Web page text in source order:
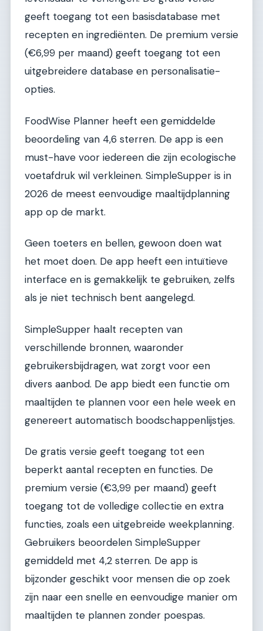
geeft toegang tot een basisdatabase met
recepten en ingrediënten. De premium versie
(€6,99 per maand) geeft toegang tot een
uitgebreidere database en personalisatie-
opties.
FoodWise Planner heeft een gemiddelde
beoordeling van 4,6 sterren. De app is een
must-have voor iedereen die zijn ecologische
voetafdruk wil verkleinen. SimpleSupper is in
2026 de meest eenvoudige maaltijdplanning
app op de markt.
Geen toeters en bellen, gewoon doen wat
het moet doen. De app heeft een intuïtieve
interface en is gemakkelijk te gebruiken, zelfs
als je niet technisch bent aangelegd.
SimpleSupper haalt recepten van
verschillende bronnen, waaronder
gebruikersbijdragen, wat zorgt voor een
divers aanbod. De app biedt een functie om
maaltijden te plannen voor een hele week en
genereert automatisch boodschappenlijstjes.
De gratis versie geeft toegang tot een
beperkt aantal recepten en functies. De
premium versie (€3,99 per maand) geeft
toegang tot de volledige collectie en extra
functies, zoals een uitgebreide weekplanning.
Gebruikers beoordelen SimpleSupper
gemiddeld met 4,2 sterren. De app is
bijzonder geschikt voor mensen die op zoek
zijn naar een snelle en eenvoudige manier om
maaltijden te plannen zonder poespas.